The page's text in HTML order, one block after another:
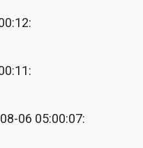
06 05:00:07: